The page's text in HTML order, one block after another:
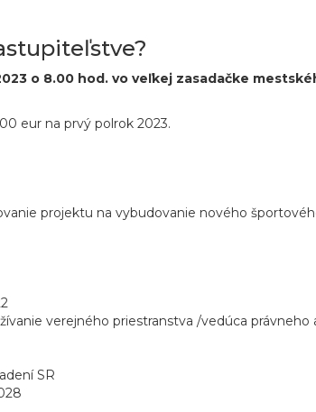
o 8.00 hod. vo veľkej zasadačke
eur na prvý polrok 2023.
projektu na vybudovanie nového
verejného priestranstva /vedúca
SR